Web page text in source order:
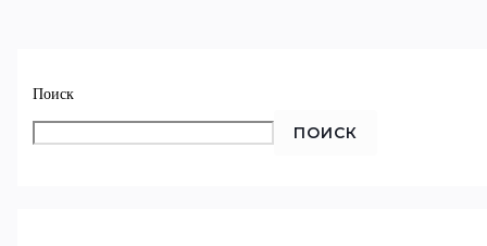
Поиск
ПОИСК